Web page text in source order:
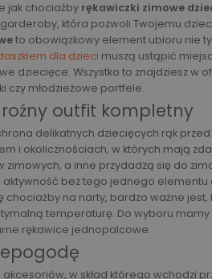
jak chociażby rękawiczki zimowe
która pozwoli Twojemu
to obowiązkowy element ubioru nie
dla dzieci muszą ustąpić
dziecięce. Wszystko to znajdziesz w
czy młodzieżowe portfele.
outfit kompletny
delikatnych dziecięcych rąk
i okolicznościach, w których mają
a inne przydadzą się do
bez tego jednego elementu
chociażby na narty, bardzo ważne
temperaturę. Do wyboru
rękawice jednopalcowe.
w skład którego wchodzi